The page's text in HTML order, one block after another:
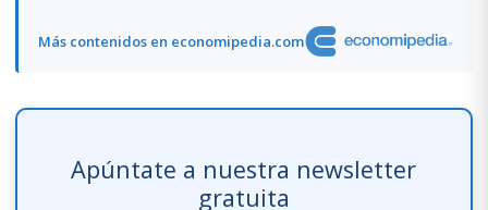
Más contenidos en economipedia.com
Apúntate a nuestra newsletter
gratuita